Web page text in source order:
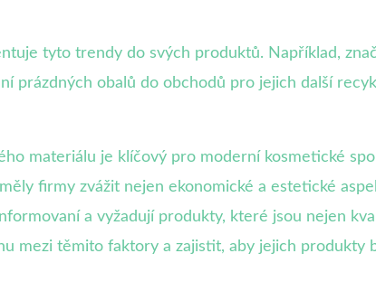
tyto trendy do svých produktů. Například,
prázdných obalů do obchodů pro jejich další
materiálu je klíčový pro moderní kosmetické
firmy zvážit nejen ekonomické a estetické
a vyžadují produkty, které jsou nejen
mezi těmito faktory a zajistit, aby jejich produkty